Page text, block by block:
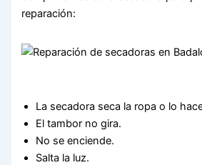
reparación:
La secadora seca la ropa o lo
El tambor no gira.
No se enciende.
Salta la luz.